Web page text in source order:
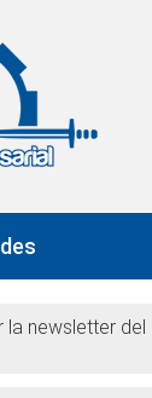
newsletter del